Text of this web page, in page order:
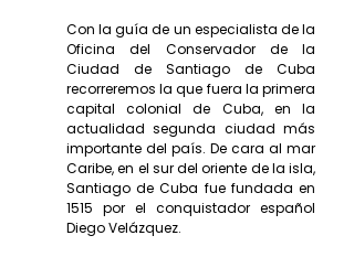
Con la guía de un especialista de la
Oficina del Conservador de la
Ciudad de Santiago de Cuba
recorreremos la que fuera la primera
capital colonial de Cuba, en la
actualidad segunda ciudad más
importante del país. De cara al mar
Caribe, en el sur del oriente de la isla,
Santiago de Cuba fue fundada en
1515 por el conquistador español
Diego Velázquez.